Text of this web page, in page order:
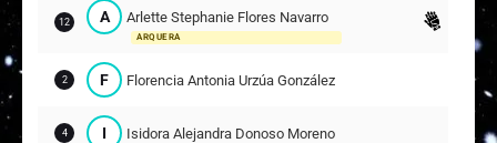
12 A Arlette Stephanie Flores Navarro
ARQUERA
2 F Florencia Antonia Urzúa González
4 I Isidora Alejandra Donoso Moreno